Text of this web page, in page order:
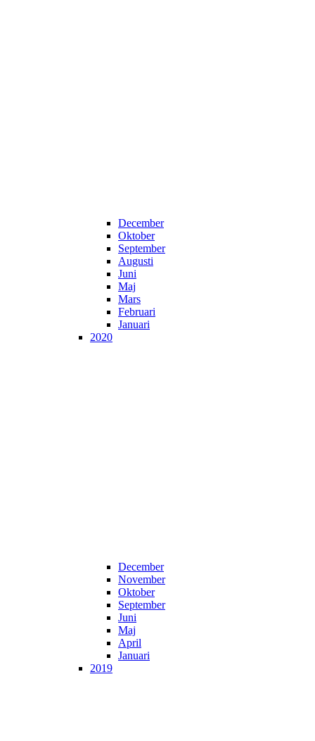
December
Oktober
September
Augusti
Juni
Maj
Mars
Februari
Januari
2020
December
November
Oktober
September
Juni
Maj
April
Januari
2019